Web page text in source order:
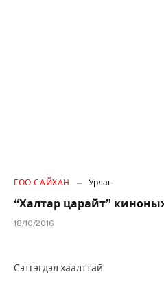
ГОО САЙХАН Урлаг
“Халтар царайт”
18/10/2016
Сэтгэгдэл хаалттай